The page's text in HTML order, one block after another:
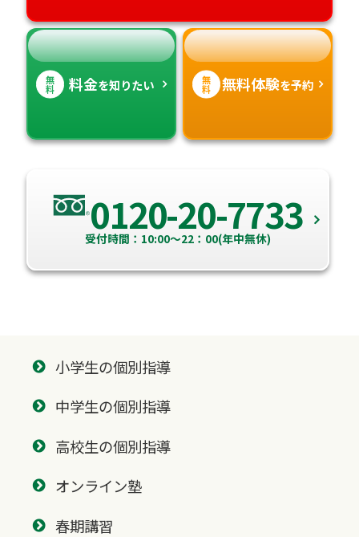
高知県
沖縄県
無
料 料金を知りたい 無
料 無料体験を予約
0120-20-7733
受付時間：10:00～22：00(年中無休)
小学生の個別指導
中学生の個別指導
高校生の個別指導
オンライン塾
春期講習